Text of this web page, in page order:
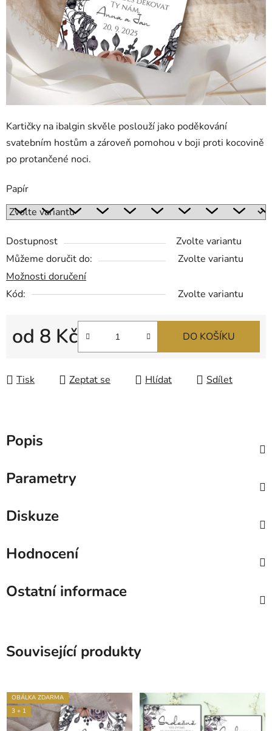
Kartičky na ibalgin skvěle poslouží jako poděkování
svatebním hostům a zároveň pomohou v boji proti kocovině
po protančené noci.
Papír
Dostupnost
Zvolte variantu
Můžeme doručit do:
Zvolte variantu
Možnosti doručení
Kód:
Zvolte variantu
od 8 Kč DO KOŠÍKU
Tisk Zeptat se Hlídat Sdílet
Popis
Parametry
Diskuze
Hodnocení
Ostatní informace
Související produkty
OBÁLKA ZDARMA
3 + 1